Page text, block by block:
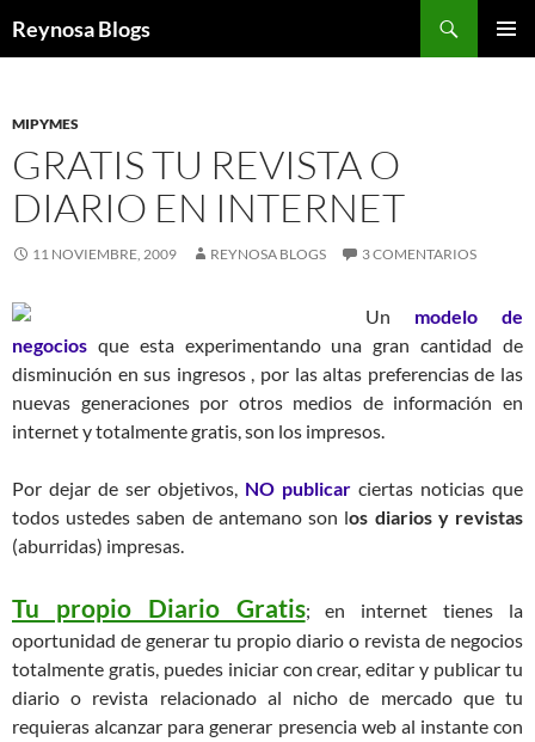
Reynosa Blogs
MIPYMES
GRATIS TU REVISTA O
DIARIO EN INTERNET
11 NOVIEMBRE, 2009 REYNOSA BLOGS 3 COMENTARIOS
Un modelo de
negocios que esta experimentando una gran cantidad de
disminución en sus ingresos , por las altas preferencias de las
nuevas generaciones por otros medios de información en
internet y totalmente gratis, son los impresos.
Por dejar de ser objetivos, NO publicar ciertas noticias que
todos ustedes saben de antemano son los diarios y revistas
(aburridas) impresas.
Tu propio Diario Gratis; en internet tienes la
oportunidad de generar tu propio diario o revista de negocios
totalmente gratis, puedes iniciar con crear, editar y publicar tu
diario o revista relacionado al nicho de mercado que tu
requieras alcanzar para generar presencia web al instante con